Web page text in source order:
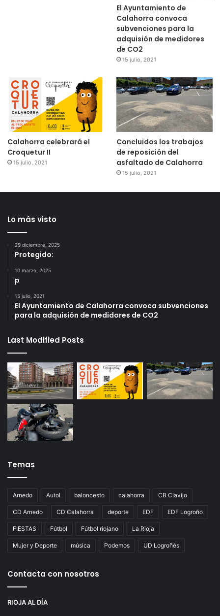
El Ayuntamiento de
Calahorra convoca
subvenciones para la
adquisión de medidores
de CO2
15 julio, 2021
Calahorra celebrará el
Croquetur II
15 julio, 2021
Concluidos los trabajos
de reposición del
asfaltado de Calahorra
15 julio, 2021
Lo más visto
29 diciembre, 2025
Protegido:
10 marzo, 2025
p
15 julio, 2021
El Ayuntamiento de Calahorra convoca subvenciones
para la adquisión de medidores de CO2
Last Modified Posts
Temas
Arnedo Autol baloncesto calahorra CB Clavijo
CD Arnedo CD Calahorra deporte EDF EDF Logroño
FIESTAS Fútbol Fútbol riojano La Rioja
Mujer y Deporte música Podemos UD Logroñés
Contacta con nosotros
RIOJA AL DÍA